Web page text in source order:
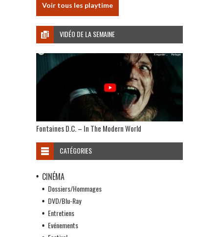
Voir tous les playtime
VIDÉO DE LA SEMAINE
Fontaines D.C. – In The Modern World
CATÉGORIES
CINÉMA
Dossiers/Hommages
DVD/Blu-Ray
Entretiens
Evénements